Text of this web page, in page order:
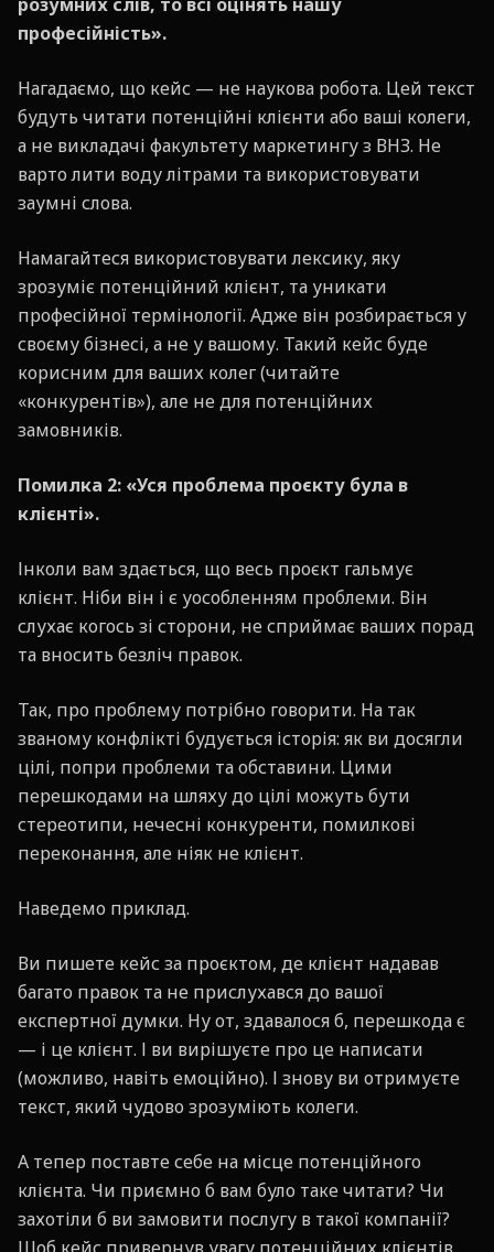
професійність».
Нагадаємо, що кейс — не наукова робота. Цей текст
будуть читати потенційні клієнти або ваші колеги,
а не викладачі факультету маркетингу з ВНЗ. Не
варто лити воду літрами та використовувати
заумні слова.
Намагайтеся використовувати лексику, яку
зрозуміє потенційний клієнт, та уникати
професійної термінології. Адже він розбирається у
своєму бізнесі, а не у вашому. Такий кейс буде
корисним для ваших колег (читайте
«конкурентів»), але не для потенційних
замовників.
Помилка 2: «Уся проблема проєкту була в
клієнті».
Інколи вам здається, що весь проєкт гальмує
клієнт. Ніби він і є уособленням проблеми. Він
слухає когось зі сторони, не сприймає ваших порад
та вносить безліч правок.
Так, про проблему потрібно говорити. На так
званому конфлікті будується історія: як ви досягли
цілі, попри проблеми та обставини. Цими
перешкодами на шляху до цілі можуть бути
стереотипи, нечесні конкуренти, помилкові
переконання, але ніяк не клієнт.
Наведемо приклад.
Ви пишете кейс за проєктом, де клієнт надавав
багато правок та не прислухався до вашої
експертної думки. Ну от, здавалося б, перешкода є
— і це клієнт. І ви вирішуєте про це написати
(можливо, навіть емоційно). І знову ви отримуєте
текст, який чудово зрозуміють колеги.
А тепер поставте себе на місце потенційного
клієнта. Чи приємно б вам було таке читати? Чи
захотіли б ви замовити послугу в такої компанії?